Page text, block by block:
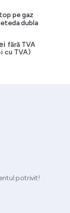
pe gaz
dubla
fără TVA
cu TVA)
potrivit!